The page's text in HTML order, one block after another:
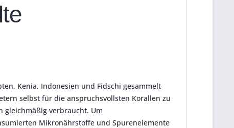
Kenia, Indonesien und Fidschi gesammelt
selbst für die anspruchsvollsten Korallen zu
gleichmäßig verbraucht. Um
Mikronährstoffe und Spurenelemente